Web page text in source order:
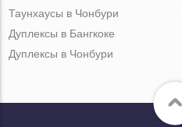
Таунхаусы в Чонбури
Дуплексы в Бангкоке
Дуплексы в Чонбури